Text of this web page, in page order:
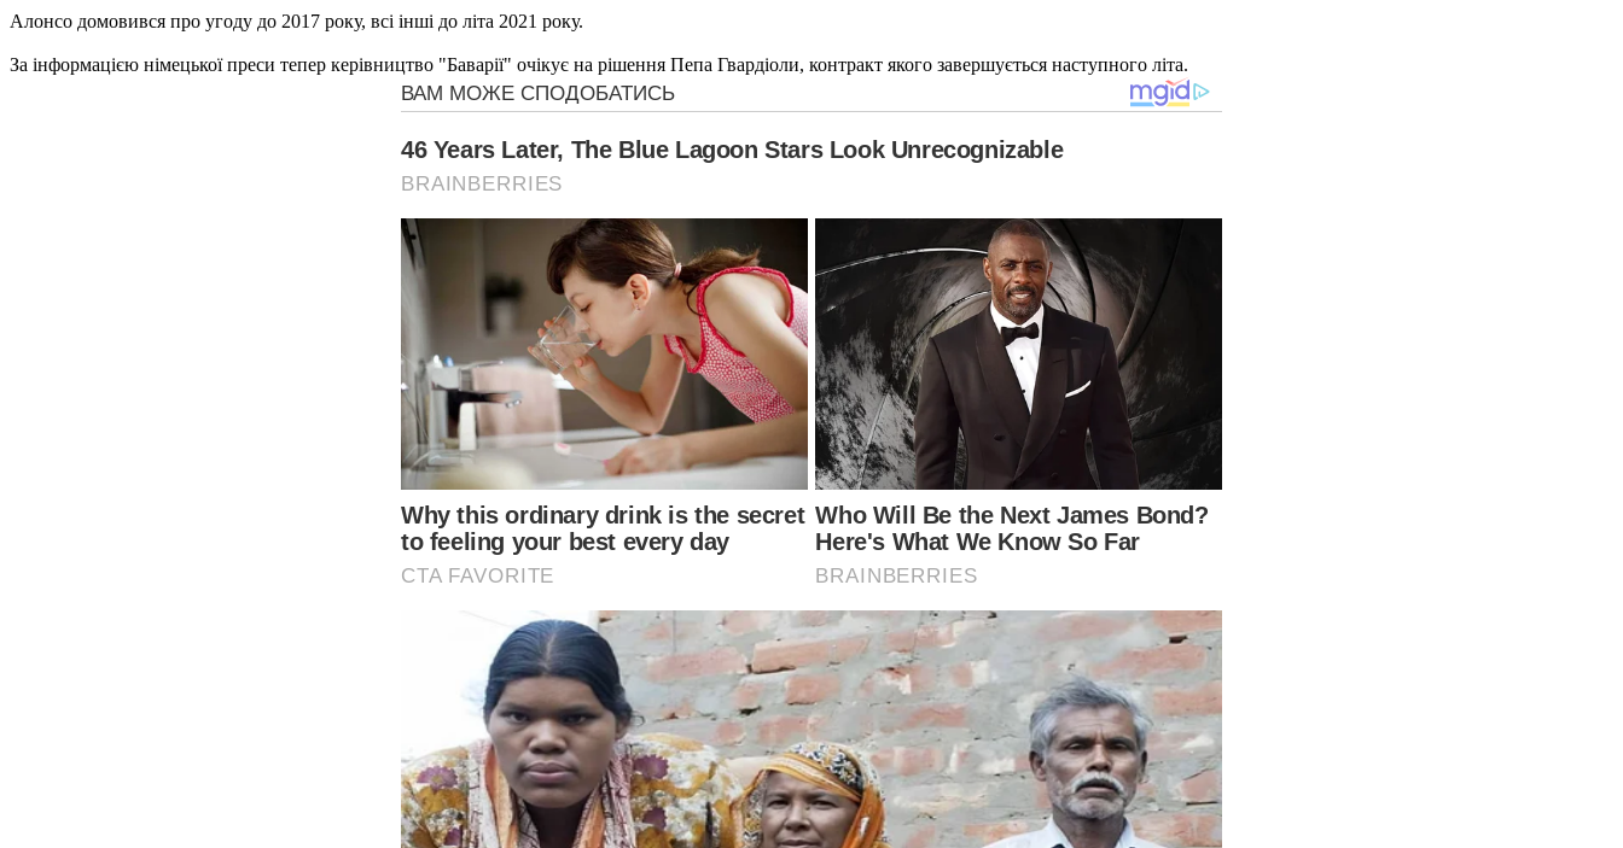
Алонсо домовився про угоду до 2017 року, всі інші до літа 2021 року.
За інформацією німецької преси тепер керівництво "Баварії" очікує на рішення Пепа Гвардіоли, контракт якого завершується наступного літа.